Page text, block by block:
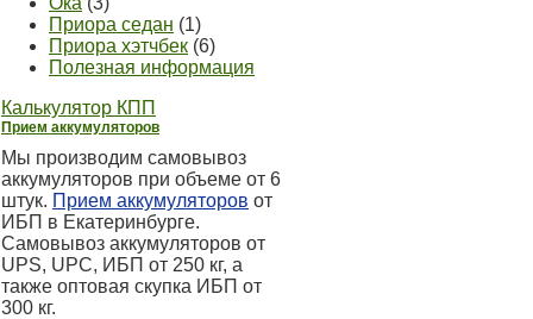
Приора седан (1)
Приора хэтчбек (6)
Полезная информация
Калькулятор КПП
Прием аккумуляторов
Мы производим самовывоз
аккумуляторов при объеме от 6
штук. Прием аккумуляторов от
ИБП в Екатеринбурге.
Самовывоз аккумуляторов от
UPS, UPC, ИБП от 250 кг, а
также оптовая скупка ИБП от
300 кг.